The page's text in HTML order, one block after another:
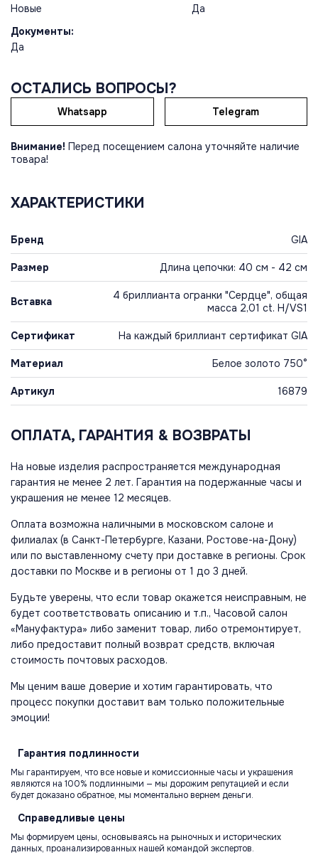
Новые
Да
Документы:
Да
ОСТАЛИСЬ ВОПРОСЫ?
Whatsapp Telegram
Внимание! Перед посещением салона уточняйте наличие
товара!
ХАРАКТЕРИСТИКИ
Бренд GIA
Размер Длина цепочки: 40 см - 42 см
Вставка
4 бриллианта огранки "Сердце", общая
масса 2,01 ct. H/VS1
Сертификат На каждый бриллиант сертификат GIA
Материал Белое золото 750°
Артикул 16879
ОПЛАТА, ГАРАНТИЯ & ВОЗВРАТЫ
На новые изделия распространяется международная
гарантия не менее 2 лет. Гарантия на подержанные часы и
украшения не менее 12 месяцев.
Оплата возможна наличными в московском салоне и
филиалах (в Санкт-Петербурге, Казани, Ростове-на-Дону)
или по выставленному счету при доставке в регионы. Срок
доставки по Москве и в регионы от 1 до 3 дней.
Будьте уверены, что если товар окажется неисправным, не
будет соответствовать описанию и т.п., Часовой салон
«Мануфактура» либо заменит товар, либо отремонтирует,
либо предоставит полный возврат средств, включая
стоимость почтовых расходов.
Мы ценим ваше доверие и хотим гарантировать, что
процесс покупки доставит вам только положительные
эмоции!
Гарантия подлинности
Мы гарантируем, что все новые и комиссионные часы и украшения
являются на 100% подлинными — мы дорожим репутацией и если
будет доказано обратное, мы моментально вернем деньги.
Справедливые цены
Мы формируем цены, основываясь на рыночных и исторических
данных, проанализированных нашей командой экспертов.